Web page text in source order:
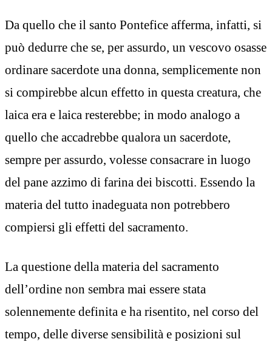
Da quello che il santo Pontefice afferma, infatti, si
può dedurre che se, per assurdo, un vescovo osasse
ordinare sacerdote una donna, semplicemente non
si compirebbe alcun effetto in questa creatura, che
laica era e laica resterebbe; in modo analogo a
quello che accadrebbe qualora un sacerdote,
sempre per assurdo, volesse consacrare in luogo
del pane azzimo di farina dei biscotti. Essendo la
materia del tutto inadeguata non potrebbero
compiersi gli effetti del sacramento.
La questione della materia del sacramento
dell’ordine non sembra mai essere stata
solennemente definita e ha risentito, nel corso del
tempo, delle diverse sensibilità e posizioni sul